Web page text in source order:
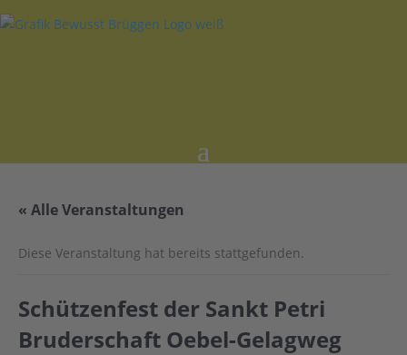
« Alle Veranstaltungen
Diese Veranstaltung hat bereits stattgefunden.
Schützenfest der Sankt Petri
Bruderschaft Oebel-Gelagweg